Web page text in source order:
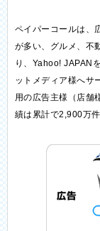
ペイパーコールは、
が多い、グルメ、不
り、Yahoo! JAPAN
ットメディア様へサ
用の広告主様（店舗
績は累計で2,900万